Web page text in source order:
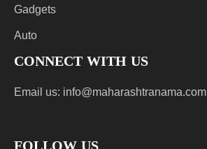
Gadgets
Auto
CONNECT WITH US
Email us: info@maharashtranama.com